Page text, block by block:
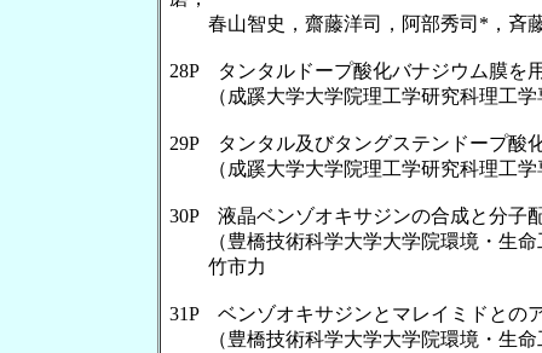
春山智史，齋藤洋司，阿部秀司*，斉
28P タンタルドープ酸化バナジウム膜を
（成蹊大学大学院理工学研究科理工学
29P タンタル及びタングステンドープ酸
（成蹊大学大学院理工学研究科理工学
30P 液晶ベンゾオキサジンの合成と分子
（豊橋技術科学大学大学院環境・生命
竹市力
31P ベンゾオキサジンとマレイミドとの
（豊橋技術科学大学大学院環境・生命